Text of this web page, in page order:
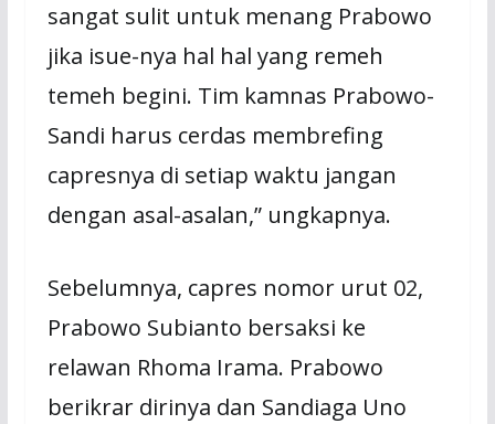
sangat sulit untuk menang Prabowo
jika isue-nya hal hal yang remeh
temeh begini. Tim kamnas Prabowo-
Sandi harus cerdas membrefing
capresnya di setiap waktu jangan
dengan asal-asalan,” ungkapnya.
Sebelumnya, capres nomor urut 02,
Prabowo Subianto bersaksi ke
relawan Rhoma Irama. Prabowo
berikrar dirinya dan Sandiaga Uno